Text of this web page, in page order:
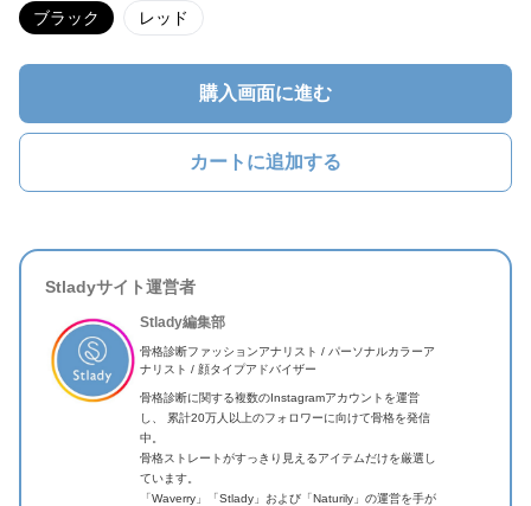
ブラック レッド
購入画面に進む
カートに追加する
Stladyサイト運営者
Stlady編集部
骨格診断ファッションアナリスト / パーソナルカラーア
ナリスト / 顔タイプアドバイザー
骨格診断に関する複数のInstagramアカウントを運営
し、 累計20万人以上のフォロワーに向けて骨格を発信
中。
骨格ストレートがすっきり見えるアイテムだけを厳選し
ています。
「Waverry」「Stlady」および「Naturily」の運営を手が